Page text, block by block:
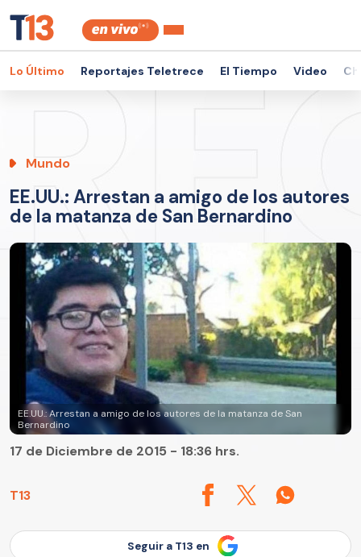
Lo Último Reportajes Teletrece El Tiempo Video
Mundo
EE.UU.: Arrestan a amigo de los autores
de la matanza de San Bernardino
EE.UU.: Arrestan a amigo de los autores de la matanza de San
Bernardino
T13
17 de Diciembre de 2015 - 18:36 hrs.
Seguir a T13 en